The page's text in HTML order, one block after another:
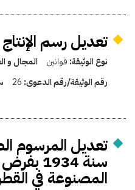
تعديل رسم
نوع الوثيقة: قوانين المجال و
رقم الوثيقة/رقم الدعوى: 26
سنة
المصنوعة في